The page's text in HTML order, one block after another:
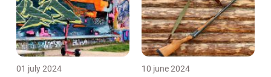
01 july 2024 10 june 2024